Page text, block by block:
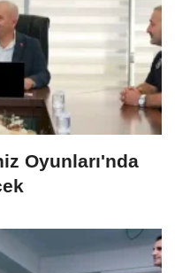
Oyunları'nda